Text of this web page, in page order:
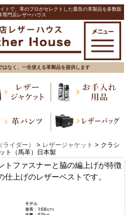
トで、革のプロがセレクトした最良の革製品を多数販
専門店レザーハウス
はなく、一生使える革製品を提供します
イダー） > レザージャケット > クラシ
ト（馬革）日本製
トファスナーと脇の編上げが特徴
上げのレザーベストです。